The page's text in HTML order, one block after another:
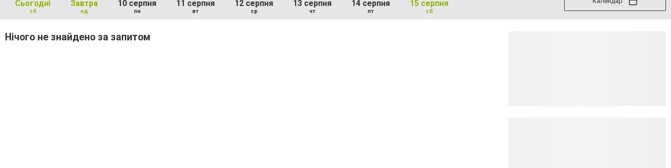
Сьогодні
сб
Завтра
нд
10 серпня
пн
11 серпня
вт
12 серпня
ср
13 серпня
чт
14 серпня
пт
15 серпня
сб
Нічого не знайдено за запитом